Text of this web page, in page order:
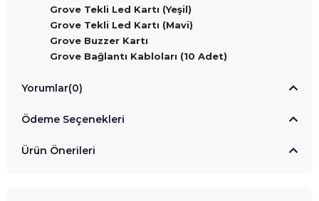
Grove Tekli Led Kartı (Yeşil)
Grove Tekli Led Kartı (Mavi)
Grove Buzzer Kartı
Grove Bağlantı Kabloları (10 Adet)
Yorumlar(0)
Ödeme Seçenekleri
Ürün Önerileri